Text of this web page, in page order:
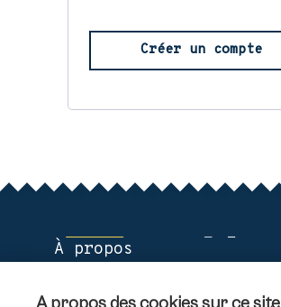
Créer un compte
À propos
Transformez